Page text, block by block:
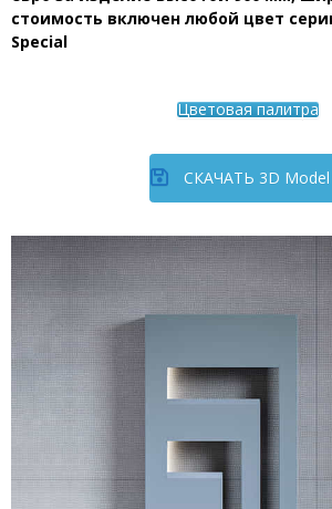
стоимость включен любой цвет
Special
Цветовая палитра
СКАЧАТЬ 3D Model